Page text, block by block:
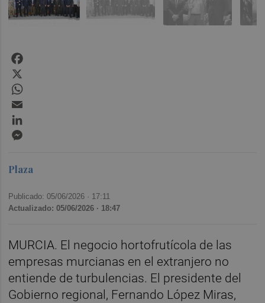
Plaza
Publicado: 05/06/2026 · 17:11
Actualizado: 05/06/2026 · 18:47
MURCIA. El negocio hortofrutícola de las
empresas murcianas en el extranjero no
entiende de turbulencias. El presidente del
Gobierno regional, Fernando López Miras,